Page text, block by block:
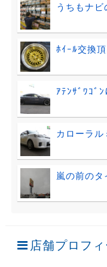
うちもナ
ﾎｲｰﾙ交換
ｱﾃﾝｻﾞﾜｺﾞﾝ
カローラ
嵐の前のタ
店舗プロフ